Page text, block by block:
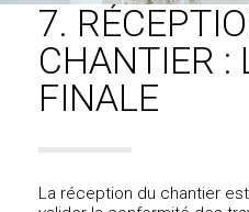
7.
CHANTIER :
FINALE
La réception du chantier